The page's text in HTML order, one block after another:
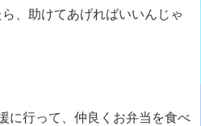
、助けてあげればいいんじゃ
に行って、仲良くお弁当を食べ